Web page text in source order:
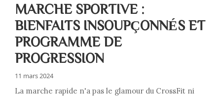
MARCHE SPORTIVE :
BIENFAITS INSOUPÇONNÉS ET
PROGRAMME DE
PROGRESSION
11 mars 2024
La marche rapide n'a pas le glamour du CrossFit ni